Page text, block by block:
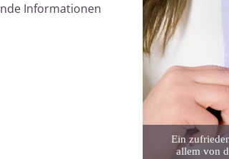
Informationen
Ein
allem von